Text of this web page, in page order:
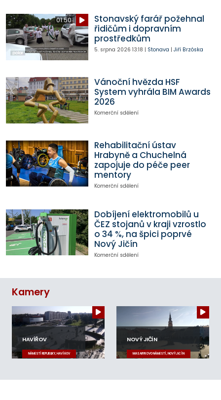
01:50
Stonavský farář požehnal
řidičům i dopravním
prostředkům
5. srpna 2026 13:18 | Stonava | Jiří Brzóska
Vánoční hvězda HSF
System vyhrála BIM Awards
2026
Komerční sdělení
Rehabilitační ústav
Hrabyně a Chuchelná
zapojuje do péče peer
mentory
Komerční sdělení
Dobíjení elektromobilů u
ČEZ stojanů v kraji vzrostlo
o 34 %, na špici poprvé
Nový Jičín
Komerční sdělení
Kamery
HAVÍŘOV
NÁMĚSTÍ REPUBLIKY, HAVÍŘOV
NOVÝ JIČÍN
MASARYKOVO NÁMĚSTÍ, NOVÝ JIČÍN